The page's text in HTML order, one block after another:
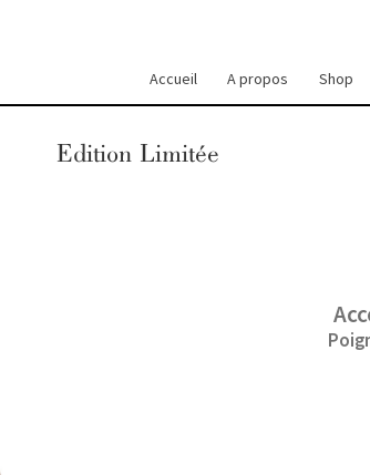
Accueil A propos Shop
Edition Limitée